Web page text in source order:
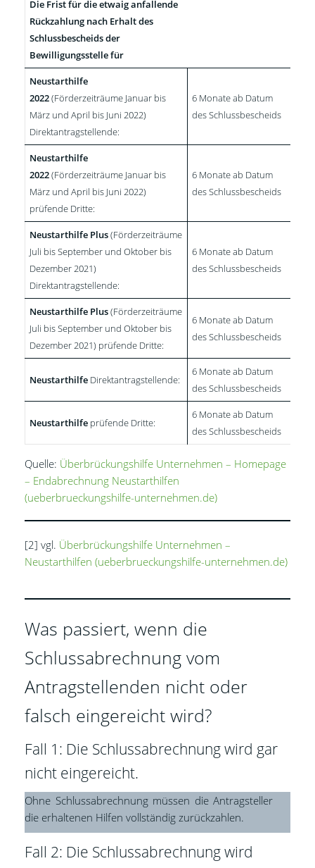
Die Frist für die etwaig anfallende
Rückzahlung nach Erhalt des
Schlussbescheids der
Bewilligungsstelle für
Neustarthilfe
2022(Förderzeiträume Januar bis
März und April bis Juni 2022)
Direktantragstellende:
6 Monate ab Datum
des Schlussbescheids
Neustarthilfe
2022(Förderzeiträume Januar bis
März und April bis Juni 2022)
prüfende Dritte:
6 Monate ab Datum
des Schlussbescheids
Neustarthilfe Plus(Förderzeiträume
Juli bis September und Oktober bis
Dezember 2021)
Direktantragstellende:
6 Monate ab Datum
des Schlussbescheids
Neustarthilfe Plus(Förderzeiträume
Juli bis September und Oktober bis
Dezember 2021) prüfende Dritte:
6 Monate ab Datum
des Schlussbescheids
Neustarthilfe Direktantragstellende:
6 Monate ab Datum
des Schlussbescheids
Neustarthilfe prüfende Dritte:
6 Monate ab Datum
des Schlussbescheids
Quelle: Überbrückungshilfe Unternehmen – Homepage
– Endabrechnung Neustarthilfen
(ueberbrueckungshilfe-unternehmen.de)
[2] vgl. Überbrückungshilfe Unternehmen –
Neustarthilfen (ueberbrueckungshilfe-unternehmen.de)
Was passiert, wenn die
Schlussabrechnung vom
Antragstellenden nicht oder
falsch eingereicht wird?
Fall 1: Die Schlussabrechnung wird gar
nicht eingereicht.
Ohne Schlussabrechnung müssen die Antragsteller
die erhaltenen Hilfen vollständig zurückzahlen.
Fall 2: Die Schlussabrechnung wird